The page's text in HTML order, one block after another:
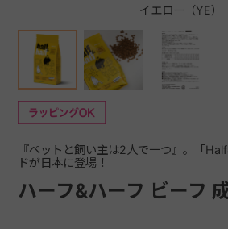
イエロー（YE）
ハーフ&ハーフ ビーフ
『ペットと飼い主は2人で一つ』。「
ドが日本に登場！